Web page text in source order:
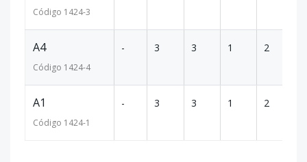
Código 1424-3
A4
Código 1424-4
- 3 3 1 2
A1
Código 1424-1
- 3 3 1 2